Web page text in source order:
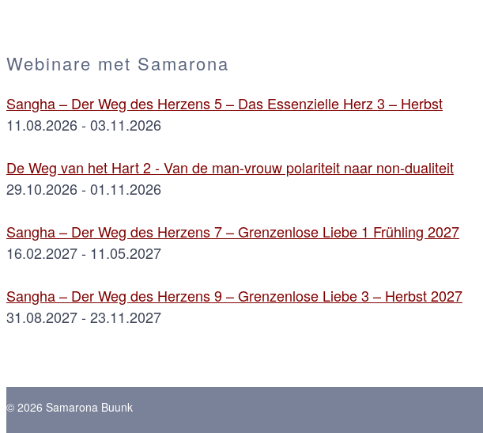
Webinare met Samarona
Sangha – Der Weg des Herzens 5 – Das Essenzielle Herz 3 – Herbst
11.08.2026 - 03.11.2026
De Weg van het Hart 2 - Van de man-vrouw polariteit naar non-dualiteit
29.10.2026 - 01.11.2026
Sangha – Der Weg des Herzens 7 – Grenzenlose Liebe 1 Frühling 2027
16.02.2027 - 11.05.2027
Sangha – Der Weg des Herzens 9 – Grenzenlose Liebe 3 – Herbst 2027
31.08.2027 - 23.11.2027
© 2026 Samarona Buunk